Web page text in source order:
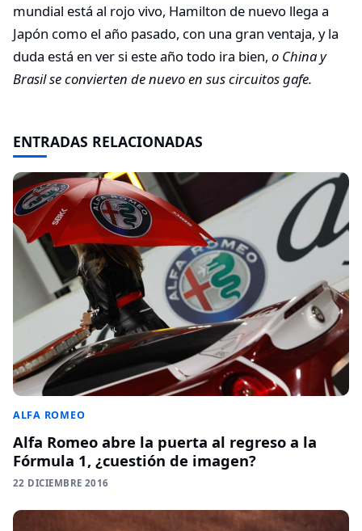
mundial está al rojo vivo, Hamilton de nuevo llega a
Japón como el año pasado, con una gran ventaja, y la
duda está en ver si este año todo ira bien, o China y
Brasil se convierten de nuevo en sus circuitos gafe.
ENTRADAS RELACIONADAS
ALFA ROMEO
Alfa Romeo abre la puerta al regreso a la
Fórmula 1, ¿cuestión de imagen?
22 DICIEMBRE 2016